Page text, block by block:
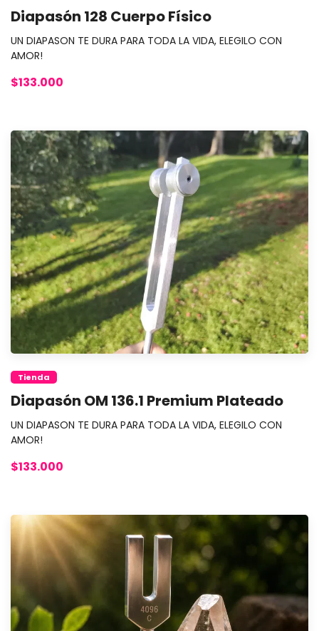
Diapasón 128 Cuerpo Físico
UN DIAPASON TE DURA PARA TODA LA VIDA, ELEGILO CON
AMOR!
$133.000
Tienda
Diapasón OM 136.1 Premium Plateado
UN DIAPASON TE DURA PARA TODA LA VIDA, ELEGILO CON
AMOR!
$133.000